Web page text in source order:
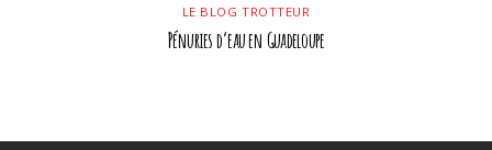
LE BLOG TROTTEUR
Pénuries d’eau en Guadeloupe